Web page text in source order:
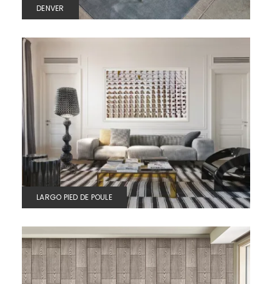
DENVER
LARGO PIED DE POULE